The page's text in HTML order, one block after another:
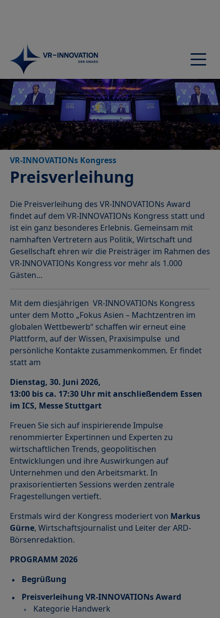
Startseite
Award
Jury
Nominierte
Preisträger
Preisverleihung
Teilnehmen
Netzwerk
VR-INNOVATIONs Kongress
Preisverleihung
Die Preisverleihung des VR-INNOVATIONs Award
findet auf dem VR-INNOVATIONs Kongress statt und
ist ein ganz besonderes Erlebnis. Gemeinsam mit
namhaften Vertretern aus Politik, Wirtschaft und
Gesellschaft ehren wir die Preisträger im Rahmen des
VR-INNOVATIONs Kongress vor mehr als 1.000
Gästen…
Mit dem diesjährigen VR-INNOVATIONs Kongress
unter dem Motto „Fokus Asien – Machtzentren im
globalen Wettbewerb“ schaffen wir erneut eine
Plattform, auf der Wissen, Praxisimpulse und
persönliche Kontakte zusammenkommen. Er findet
statt am
Dienstag, 30. Juni 2026,
13:00 bis ca. 17:30 Uhr mit anschließendem Essen
im ICS, Messe Stuttgart
Freuen Sie sich auf inspirierende Impulse
renommierter Expertinnen und Experten zu
wirtschaftlichen Trends, geopolitischen
Entwicklungen und ihre Auswirkungen auf
Unternehmen und den Arbeitsmarkt. In
praxisorientierten Sessions werden zentrale
Fragestellungen vertieft.
Erstmals wird der Kongress moderiert von Markus
Gürne, Wirtschaftsjournalist und Leiter der ARD-
Börsenredaktion.
PROGRAMM 2026
Begrüßung
Preisverleihung VR-INNOVATIONs Award
Kategorie Handwerk